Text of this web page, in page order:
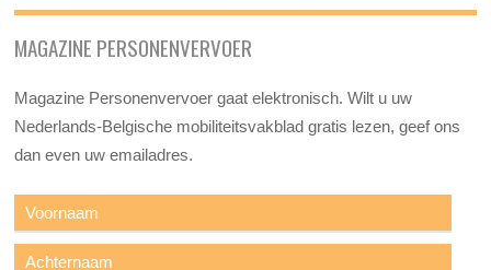
MAGAZINE PERSONENVERVOER
Magazine Personenvervoer gaat elektronisch. Wilt u uw
Nederlands-Belgische mobiliteitsvakblad gratis lezen, geef ons
dan even uw emailadres.